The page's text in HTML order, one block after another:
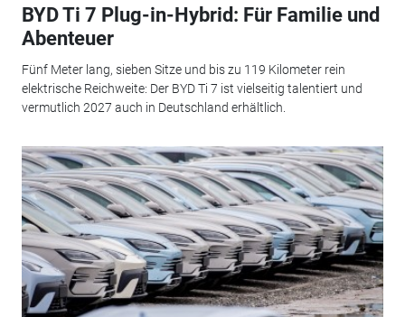
BYD Ti 7 Plug-in-Hybrid: Für Familie und
Abenteuer
Fünf Meter lang, sieben Sitze und bis zu 119 Kilometer rein
elektrische Reichweite: Der BYD Ti 7 ist vielseitig talentiert und
vermutlich 2027 auch in Deutschland erhältlich.